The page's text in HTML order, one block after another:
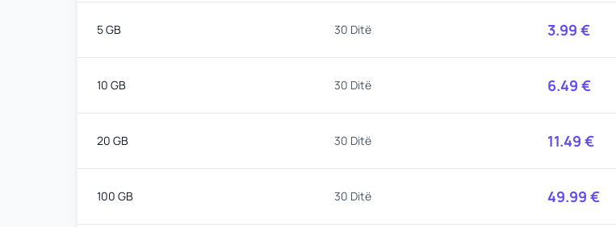
5 GB 30 Ditë 3.99 €
10 GB 30 Ditë 6.49 €
20 GB 30 Ditë 11.49 €
100 GB 30 Ditë 49.99 €